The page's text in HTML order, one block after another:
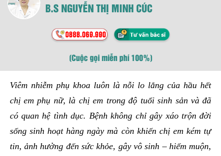
B.S NGUYỄN THỊ MINH CÚC
(Cuộc gọi miễn phí 100%)
Viêm nhiễm phụ khoa luôn là nỗi lo lắng của hầu hết
chị em phụ nữ, là chị em trong độ tuổi sinh sản và đã
có quan hệ tình dục. Bệnh không chỉ gây xáo trộn đời
sống sinh hoạt hàng ngày mà còn khiến chị em kém tự
tin, ảnh hưởng đến sức khỏe, gây vô sinh – hiếm muộn,